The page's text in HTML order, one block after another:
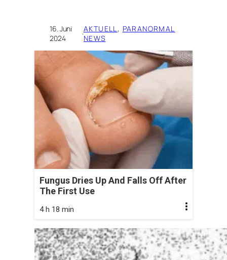
16. Juni
2024
·AKTUELL, PARANORMAL
NEWS
Fungus Dries Up And Falls Off After
The First Use
4 h 18 min